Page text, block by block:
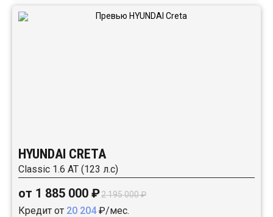
HYUNDAI CRETA
Classic 1.6 АТ (123 л.с)
от 1 885 000 ₽2 195 000 ₽
Кредит от 20 204₽/мес.